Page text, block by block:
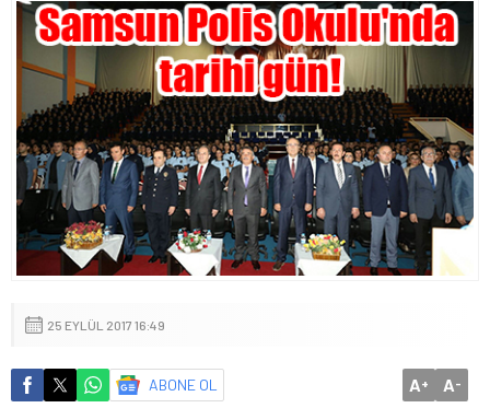
25 EYLÜL 2017 16:49
ABONE OL A+ A-